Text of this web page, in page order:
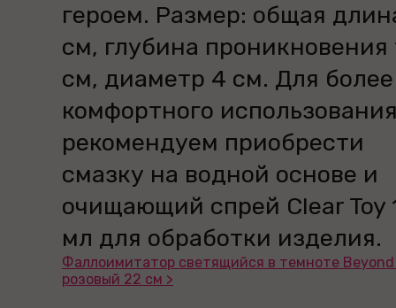
героем. Размер: общая
см, глубина проникновения
см, диаметр 4 см. Для более
комфортного
рекомендуем приобрести
смазку на водной основе и
очищающий спрей Clear Toy
мл для обработки изделия.
Фаллоимитатор светящийся в темноте
розовый 22 см >